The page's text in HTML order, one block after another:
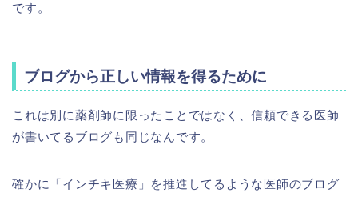
です。
ブログから正しい情報を得るために
これは別に薬剤師に限ったことではなく、信頼できる医師
が書いてるブログも同じなんです。
確かに「インチキ医療」を推進してるような医師のブログ